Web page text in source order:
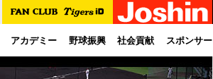
アカデミー 野球振興 社会貢献 スポンサー